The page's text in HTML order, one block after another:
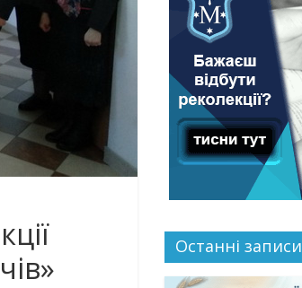
Останні записи